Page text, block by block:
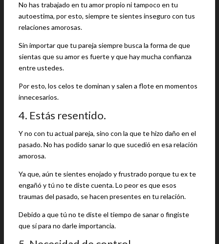
No has trabajado en tu amor propio ni tampoco en tu
autoestima, por esto, siempre te sientes inseguro con tus
relaciones amorosas.
Sin importar que tu pareja siempre busca la forma de que
sientas que su amor es fuerte y que hay mucha confianza
entre ustedes.
Por esto, los celos te dominan y salen a flote en momentos
innecesarios.
4. Estás resentido.
Y no con tu actual pareja, sino con la que te hizo daño en el
pasado. No has podido sanar lo que sucedió en esa relación
amorosa.
Ya que, aún te sientes enojado y frustrado porque tu ex te
engañó y tú no te diste cuenta. Lo peor es que esos
traumas del pasado, se hacen presentes en tu relación.
Debido a que tú no te diste el tiempo de sanar o fingiste
que sí para no darle importancia.